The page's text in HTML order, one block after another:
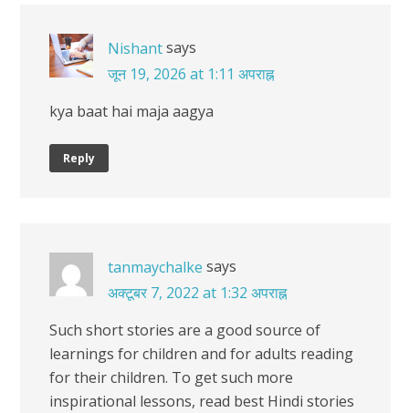
Nishantsays
जून 19, 2026 at 1:11 अपराह्न
kya baat hai maja aagya
Reply
tanmaychalke says
अक्टूबर 7, 2022 at 1:32 अपराह्न
Such short stories are a good source of
learnings for children and for adults reading
for their children. To get such more
inspirational lessons, read best Hindi stories